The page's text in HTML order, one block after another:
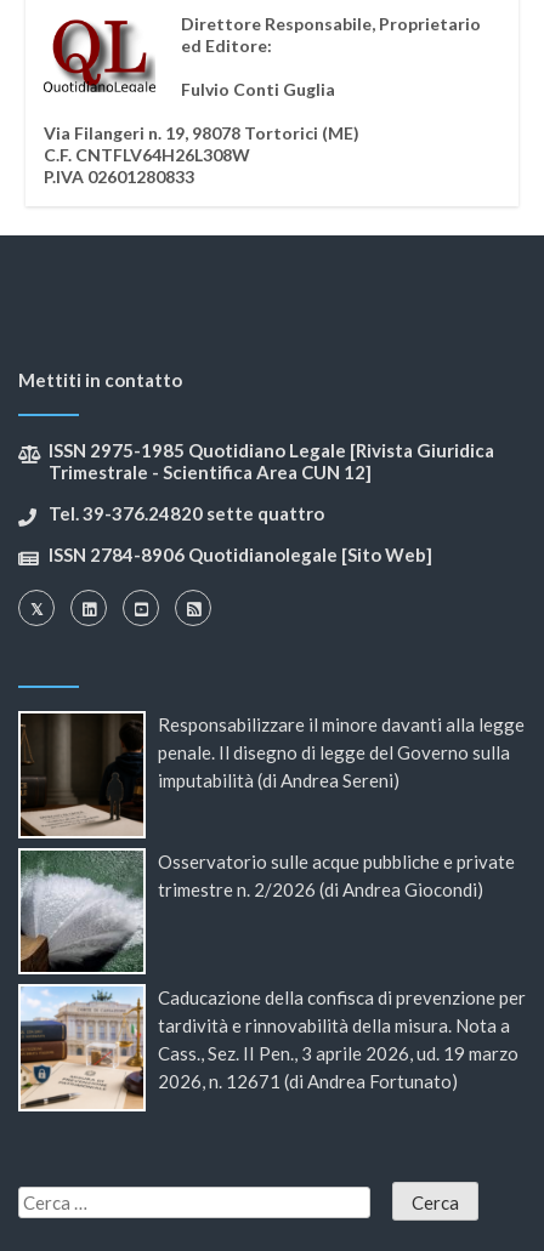
Direttore Responsabile, Proprietario
ed Editore:
Fulvio Conti Guglia
Via Filangeri n. 19, 98078 Tortorici (ME)
C.F. CNTFLV64H26L308W
P.IVA 02601280833
Mettiti in contatto
ISSN 2975-1985 Quotidiano Legale [Rivista Giuridica
Trimestrale - Scientifica Area CUN 12]
Tel. 39-376.24820 sette quattro
ISSN 2784-8906 Quotidianolegale [Sito Web]
Responsabilizzare il minore davanti alla legge
penale. Il disegno di legge del Governo sulla
imputabilità (di Andrea Sereni)
Osservatorio sulle acque pubbliche e private
trimestre n. 2/2026 (di Andrea Giocondi)
Caducazione della confisca di prevenzione per
tardività e rinnovabilità della misura. Nota a
Cass., Sez. II Pen., 3 aprile 2026, ud. 19 marzo
2026, n. 12671 (di Andrea Fortunato)